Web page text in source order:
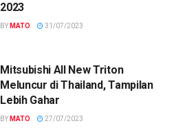
2023
BY MATO 31/07/2023
Mitsubishi All New Triton
Meluncur di Thailand, Tampilan
Lebih Gahar
BY MATO 27/07/2023